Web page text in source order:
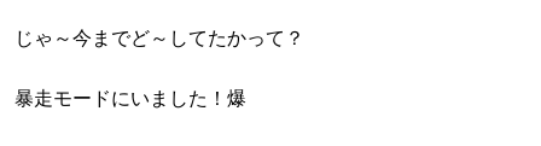
じゃ～今までど～してたかって？
暴走モードにいました！爆